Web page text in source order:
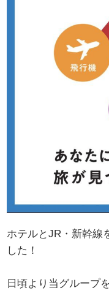
ホテルとJR・新幹線
した！
日頃より当グループ